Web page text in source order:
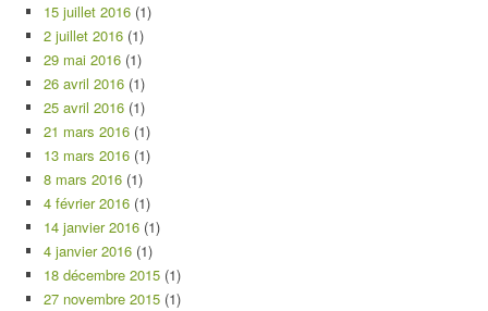
15 juillet 2016 (1)
2 juillet 2016 (1)
29 mai 2016 (1)
26 avril 2016 (1)
25 avril 2016 (1)
21 mars 2016 (1)
13 mars 2016 (1)
8 mars 2016 (1)
4 février 2016 (1)
14 janvier 2016 (1)
4 janvier 2016 (1)
18 décembre 2015 (1)
27 novembre 2015 (1)